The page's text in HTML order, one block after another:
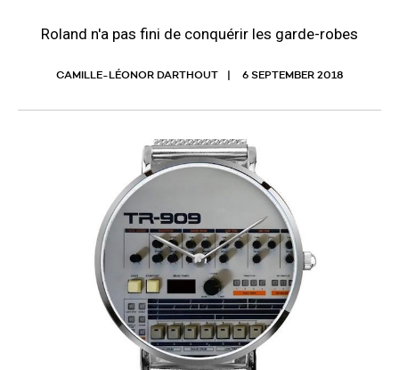
Roland n'a pas fini de conquérir les garde-robes
CAMILLE-LÉONOR DARTHOUT 6 SEPTEMBER 2018